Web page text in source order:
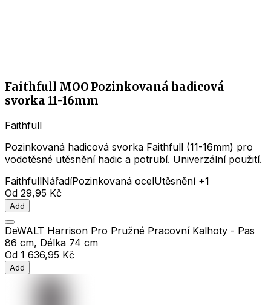
Faithfull MOO Pozinkovaná hadicová
svorka 11-16mm
Faithfull
Pozinkovaná hadicová svorka Faithfull (11-16mm) pro
vodotěsné utěsnění hadic a potrubí. Univerzální použití.
FaithfullNářadíPozinkovaná ocelUtěsnění+1
Od 29,95 Kč
Add
DeWALT Harrison Pro Pružné Pracovní Kalhoty - Pas
86 cm, Délka 74 cm
Od 1 636,95 Kč
Add